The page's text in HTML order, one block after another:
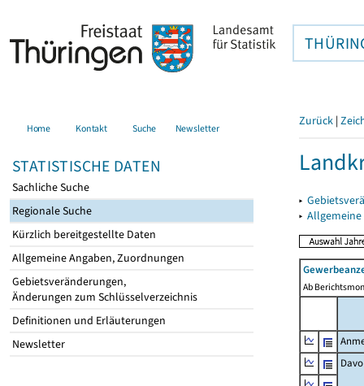
Home Kontakt Suche Newsletter
STATISTISCHE DATEN
Sachliche Suche
Regionale Suche
Kürzlich bereitgestellte Daten
Allgemeine Angaben, Zuordnungen
Gebietsveränderungen,
Änderungen zum Schlüsselverzeichnis
Definitionen und Erläuterungen
Newsletter
Zurück |
▸
▸
Ab